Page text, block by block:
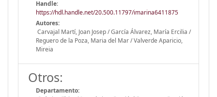
Handle:
https://hdl.handle.net/20.500.11797/imarina6411875
Autores:
Carvajal Martí, Joan Josep / García Álvarez, María Ercilia /
Reguero de la Poza, Maria del Mar / Valverde Aparicio,
Mireia
Otros:
Departamento: